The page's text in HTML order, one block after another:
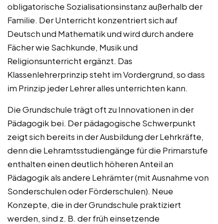
obligatorische Sozialisationsinstanz außerhalb der
Familie. Der Unterricht konzentriert sich auf
Deutsch und Mathematik und wird durch andere
Fächer wie Sachkunde, Musik und
Religionsunterricht ergänzt. Das
Klassenlehrerprinzip steht im Vordergrund, so dass
im Prinzip jeder Lehrer alles unterrichten kann.
Die Grundschule trägt oft zu Innovationen in der
Pädagogik bei. Der pädagogische Schwerpunkt
zeigt sich bereits in der Ausbildung der Lehrkräfte,
denn die Lehramtsstudiengänge für die Primarstufe
enthalten einen deutlich höheren Anteil an
Pädagogik als andere Lehrämter (mit Ausnahme von
Sonderschulen oder Förderschulen). Neue
Konzepte, die in der Grundschule praktiziert
werden, sind z. B. der früh einsetzende